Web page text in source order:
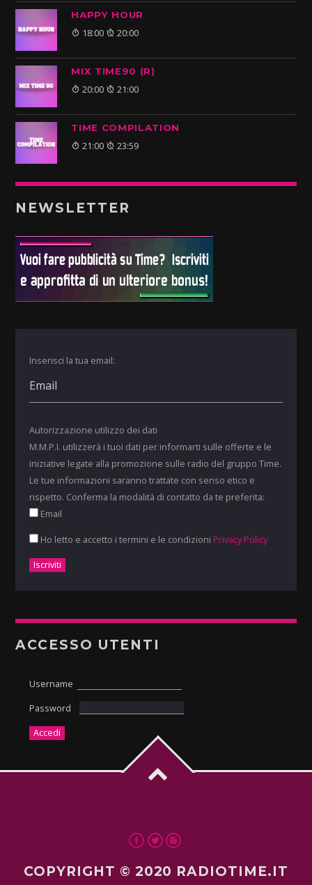
HAPPY HOUR
18:00 20:00
MIX TIME90 (R)
20:00 21:00
TIME COMPILATION
21:00 23:59
NEWSLETTER
Inserisci la tua email:
Autorizzazione utilizzo dei dati
M.M.P.I. utilizzerà i tuoi dati per informarti sulle offerte e le
iniziative legate alla promozione sulle radio del gruppo Time.
Le tue informazioni saranno trattate con senso etico e
rispetto. Conferma la modalità di contatto da te preferita:
Email
Ho letto e accetto i termini e le condizioni Privacy Policy
ACCESSO UTENTI
Username
Password
COPYRIGHT © 2020 RADIOTIME.IT